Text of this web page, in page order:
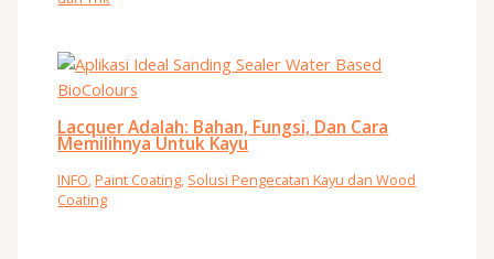
Lacquer Adalah: Bahan, Fungsi, Dan Cara
Memilihnya Untuk Kayu
INFO,Paint Coating, Solusi Pengecatan Kayu dan Wood
Coating